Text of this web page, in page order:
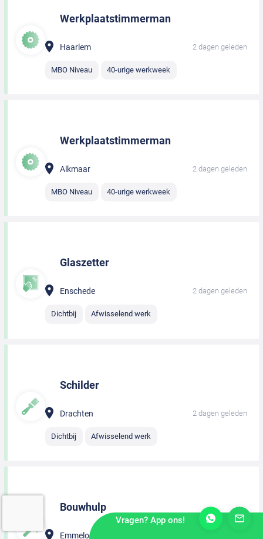
Werkplaatstimmerman
Haarlem 2 dagen geleden
MBO Niveau 40-urige werkweek
Werkplaatstimmerman
Alkmaar 2 dagen geleden
MBO Niveau 40-urige werkweek
Glaszetter
Enschede 2 dagen geleden
Dichtbij Afwisselend werk
Schilder
Drachten 2 dagen geleden
Dichtbij Afwisselend werk
Bouwhulp
Emmeloord
Vragen? App ons!